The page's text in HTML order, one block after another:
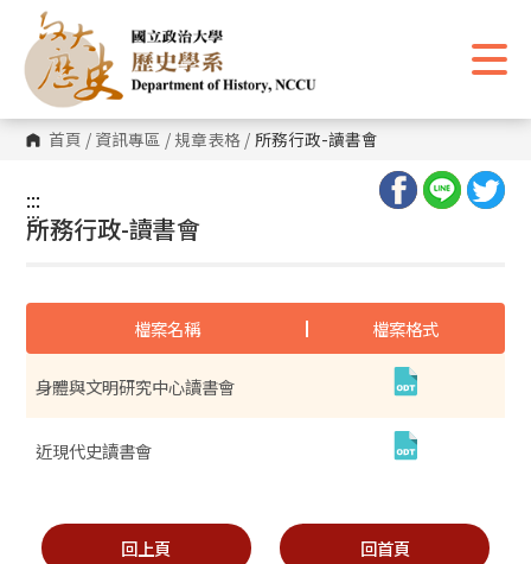
主
要
內
區
塊 首頁 / 資訊專區 /規章表格 / 所務行政-讀書會
:::
:::
所務行政-讀書會
檔案名稱 檔案格式
身體與文明研究中心讀書會
近現代史讀書會
回上頁 回首頁